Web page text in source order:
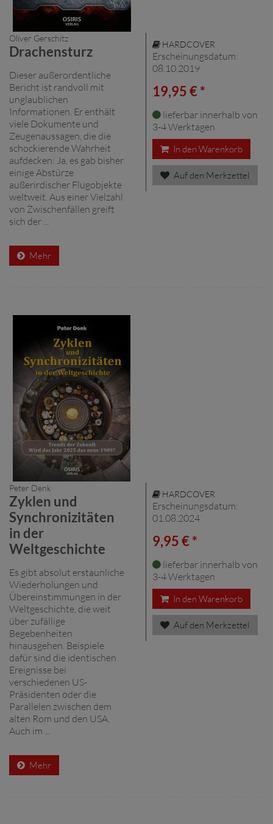
Oliver Gerschitz
Drachensturz
Dieser außerordentliche
Bericht ist randvoll mit
unglaublichen
Informationen. Er enthält
viele Dokumente und
Zeugenaussagen, die die
schockierende Wahrheit
aufdecken: Ja, es gab bisher
einige Abstürze
außerirdischer Flugobjekte
weltweit. Aus einer Vielzahl
von Zwischenfällen greift
sich der ...
Mehr
HARDCOVER
Erscheinungsdatum:
08.10.2019
19,95 € *
lieferbar innerhalb von
3-4 Werktagen
In den Warenkorb
Auf den Merkzettel
Peter Denk
Zyklen und
Synchronizitäten
in der
Weltgeschichte
Es gibt absolut erstaunliche
Wiederholungen und
Übereinstimmungen in der
Weltgeschichte, die weit
über zufällige
Begebenheiten
hinausgehen. Beispiele
dafür sind die identischen
Ereignisse bei
verschiedenen US-
Präsidenten oder die
Parallelen zwischen dem
alten Rom und den USA.
Auch im ...
Mehr
HARDCOVER
Erscheinungsdatum:
01.08.2024
9,95 € *
lieferbar innerhalb von
3-4 Werktagen
In den Warenkorb
Auf den Merkzettel